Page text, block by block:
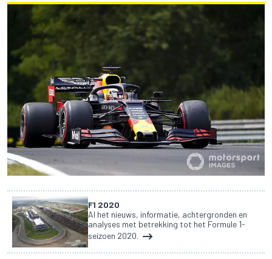
F1 2020
Al het nieuws, informatie, achtergronden en
analyses met betrekking tot het Formule 1-
seizoen 2020.